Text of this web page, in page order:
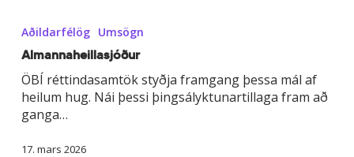
Aðildarfélög Umsögn
Almannaheilla­sjóður
ÖBÍ réttindasamtök styðja framgang þessa mál af
heilum hug. Nái þessi þingsályktunartillaga fram að
ganga…
17. mars 2026